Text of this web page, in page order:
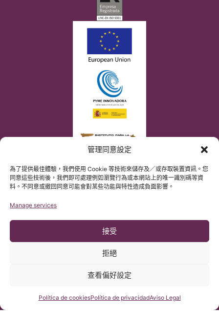
管理同意設定
為了提供最佳體驗，我們使用 Cookie 等技術來儲存及／或存取裝置資訊。您
同意這些技術後，我們即可處理例如瀏覽行為或本網站上的唯一識別碼等資
料。不同意或撤回同意可能會對某些功能與特性造成負面影響。
Manage services
接受
拒絕
查看偏好設定
Política de cookiesPolítica de privacidadAviso Legal
巴塞隆那Chiari畸形&脊髓空洞症&脊柱側彎研究所遵守歐盟數據保
護法案第2016/679條（GDPR）
咨詢我們